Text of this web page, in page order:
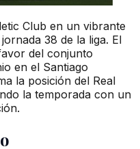
Club en un vibrante
38 de la liga. El
del conjunto
en el Santiago
la posición del Real
la temporada con un